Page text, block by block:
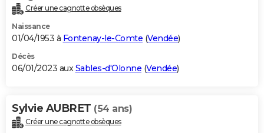
Créer une cagnotte obsèques
Naissance
01/04/1953 à Fontenay-le-Comte (Vendée)
Décès
06/01/2023 auxSables-d'Olonne (Vendée)
Sylvie AUBRET (54 ans)
Créer une cagnotte obsèques